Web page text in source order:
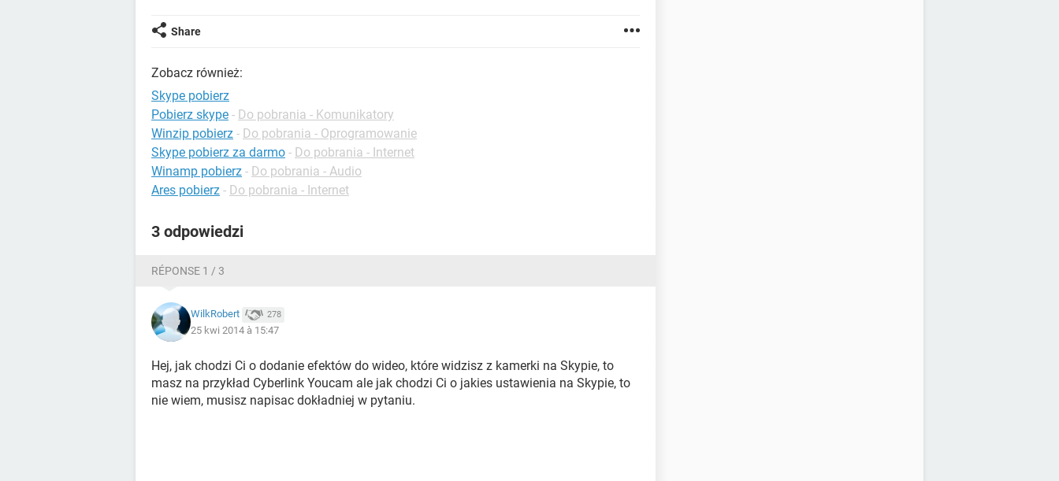
Share
Zobacz również:
Skype pobierz
Pobierz skype - Do pobrania - Komunikatory
Winzip pobierz - Do pobrania - Oprogramowanie
Skype pobierz za darmo - Do pobrania - Internet
Winamp pobierz - Do pobrania - Audio
Ares pobierz - Do pobrania - Internet
3 odpowiedzi
RÉPONSE 1 / 3
WilkRobert 278
25 kwi 2014 à 15:47
Hej, jak chodzi Ci o dodanie efektów do wideo, które widzisz z kamerki na Skypie, to
masz na przykład Cyberlink Youcam ale jak chodzi Ci o jakies ustawienia na Skypie, to
nie wiem, musisz napisac dokładniej w pytaniu.